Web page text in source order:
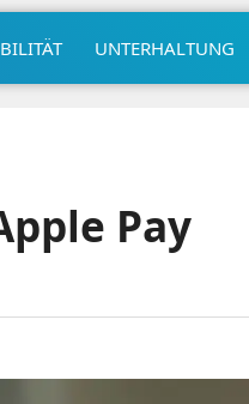
UNTERHALTUNG
Pay